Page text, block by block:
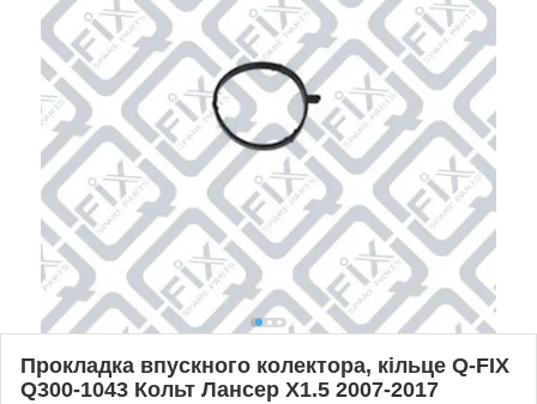
Прокладка впускного колектора, кільце Q-FIX
Q300-1043 Кольт Лансер Х1.5 2007-2017